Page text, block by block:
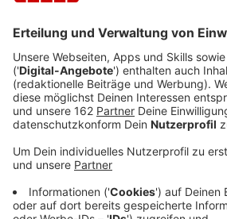
Eine kurze Auszeit an unserem
bleibt offenbar beliebt. Im
bei uns etwa 42 Millionen
einen Umsatz von rund einer
bei einer Studie heraus, die von der
Tourismus GmbH in Auftrag
bezieht sich auf Ausflügler,
Verwandtschaftsbesuche oder
wurde dabei, dass der